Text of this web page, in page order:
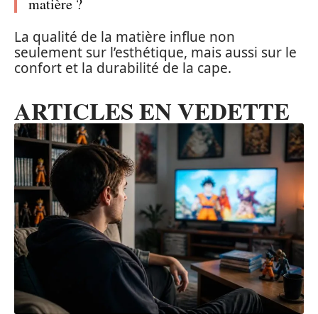
matière ?
La qualité de la matière influe non
seulement sur l’esthétique, mais aussi sur le
confort et la durabilité de la cape.
ARTICLES EN VEDETTE